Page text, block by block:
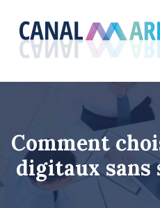
Comment
digitaux sans